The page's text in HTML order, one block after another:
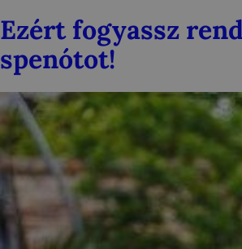
Ezért fogyassz
spenótot!